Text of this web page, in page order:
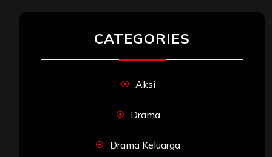
CATEGORIES
Aksi
Drama
Drama Keluarga